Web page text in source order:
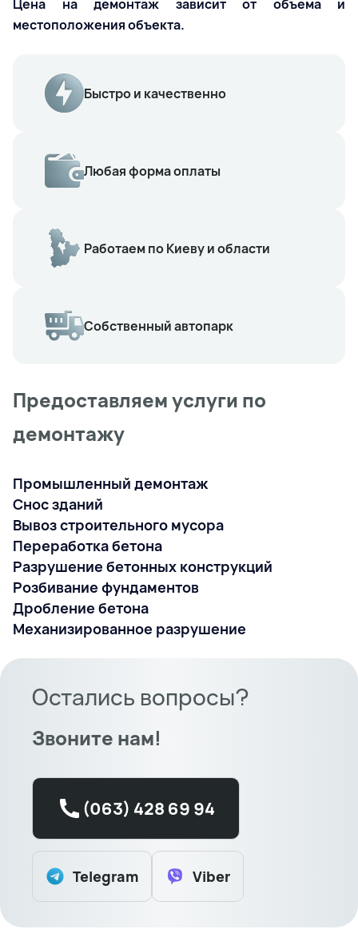
Цена на демонтаж зависит от объема и
местоположения объекта.
Быстро и качественно
Любая форма оплаты
Работаем по Киеву и области
Собственный автопарк
Предоставляем услуги по
демонтажу
Промышленный демонтаж
Снос зданий
Вывоз строительного мусора
Переработка бетона
Разрушение бетонных конструкций
Розбивание фундаментов
Дробление бетона
Механизированное разрушение
Остались вопросы?
Звоните нам!
(063) 428 69 94
Telegram Viber